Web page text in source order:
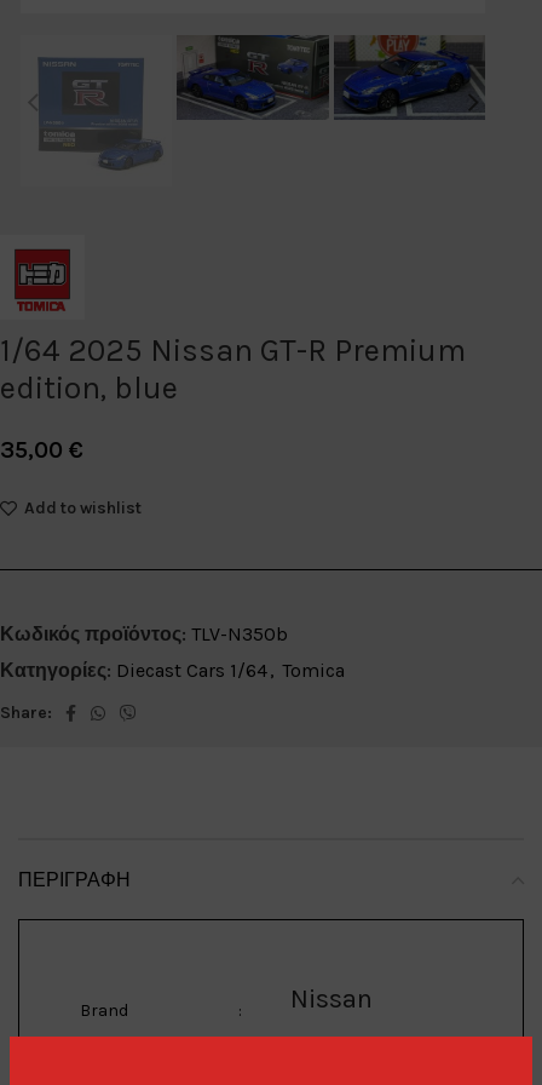
1/64 2025 Nissan GT-R Premium
edition, blue
35,00 €
Add to wishlist
Κωδικός προϊόντος: TLV-N350b
Κατηγορίες: Diecast Cars 1/64, Tomica
Share:
ΠΕΡΙΓΡΑΦΉ
Brand : Nissan